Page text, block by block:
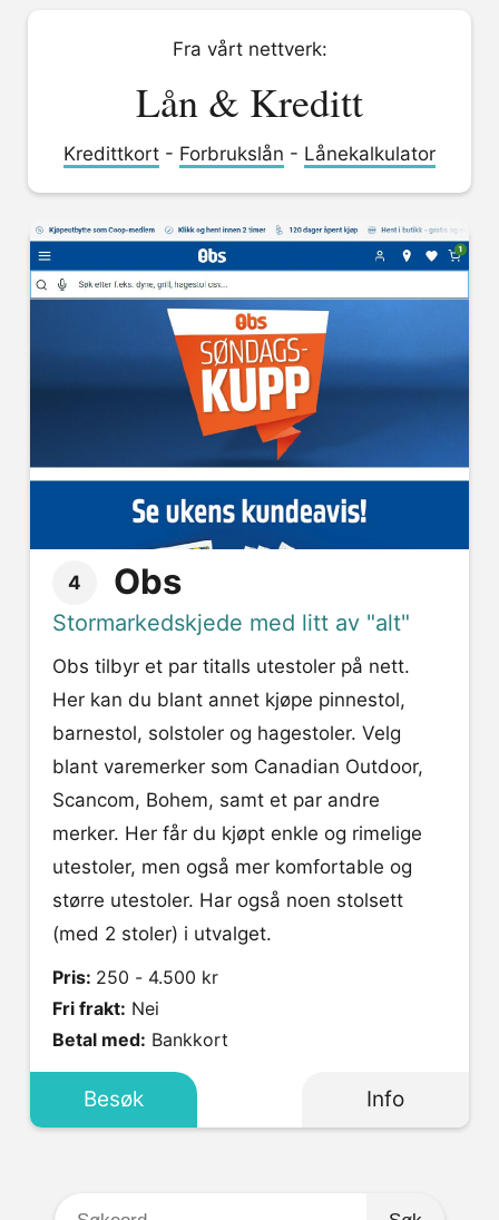
Fra vårt nettverk:
Lån & Kreditt
Kredittkort - Forbrukslån - Lånekalkulator
4 Obs
Stormarkedskjede med litt av "alt"
Obs tilbyr et par titalls utestoler på nett.
Her kan du blant annet kjøpe pinnestol,
barnestol, solstoler og hagestoler. Velg
blant varemerker som Canadian Outdoor,
Scancom, Bohem, samt et par andre
merker. Her får du kjøpt enkle og rimelige
utestoler, men også mer komfortable og
større utestoler. Har også noen stolsett
(med 2 stoler) i utvalget.
Pris: 250 - 4.500 kr
Fri frakt: Nei
Betal med: Bankkort
Besøk Info
Søkeord: